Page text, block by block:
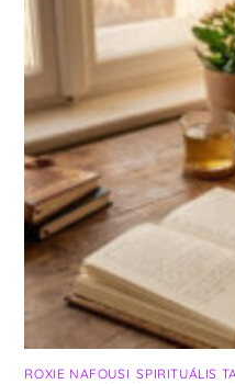
ROXIE NAFOUSI ,SPIRITUÁLIS